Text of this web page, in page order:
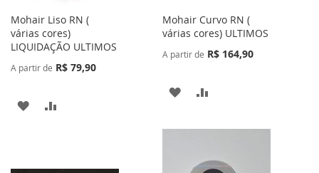
Mohair Liso RN (
várias cores)
LIQUIDAÇÃO ULTIMOS
A partir de R$ 79,90
ADICIONAR
Mohair Curvo RN (
várias cores) ULTIMOS
A partir de R$ 164,90
ADICIONAR
DE